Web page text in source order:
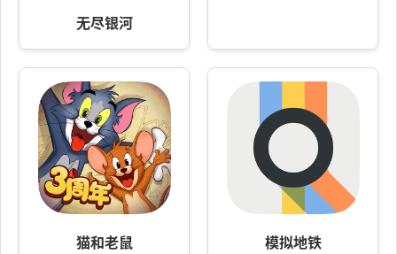
无尽银河
猫和老鼠 模拟地铁